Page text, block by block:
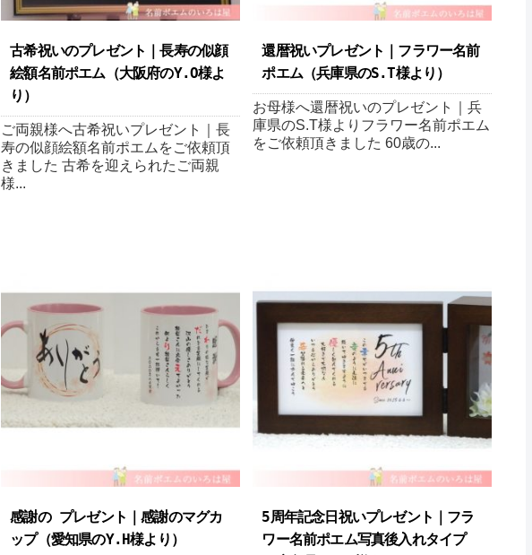
古希祝いのプレゼント｜長寿の似顔
絵額名前ポエム（ 大阪府のY.O様よ
り ）
ご両親様へ古希祝いプレゼント｜長
寿の似顔絵額名前ポエムをご依頼頂
きました 古希を迎えられたご両親
様...
還暦祝いプレゼント｜フラワー名前
ポエム（兵庫県のS.T様より ）
お母様へ還暦祝いのプレゼント｜兵
庫県のS.T様よりフラワー名前ポエム
をご依頼頂きました 60歳の...
感謝の プレゼント｜感謝のマグカ
ップ（愛知県のY.H様より ）
5周年記念日祝いプレゼント｜フラ
ワー名前ポエム写真後入れタイプ